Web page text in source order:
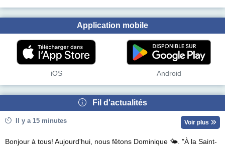
Application mobile
iOS Android
Fil d'actualités
Il y a 15 minutes Voir plus
Bonjour à tous! Aujourd'hui, nous fêtons Dominique 🌤. "À la Saint-